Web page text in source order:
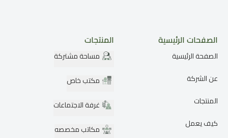
الصفحات الرئيسية
الصفحة الرئيسية
عن الشركة
المنتجات
كيف يعمل
المنتجات
مساحة مشتركة
مكتب خاص
غرفة الاجتماعات
مكاتب مخصصه